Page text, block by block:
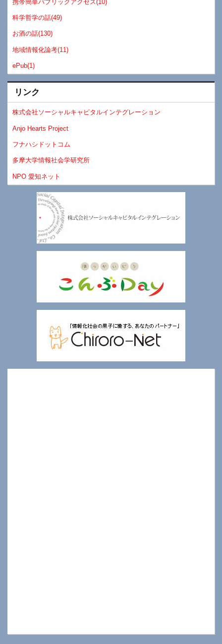
携帯簡単パブリックアクセス(10)
科学哲学の話(49)
お酒の話(130)
地域情報化論考(11)
ePub(1)
リンク
株式会社ソーシャルキャピタルインテグレーション
Anjo Hearts Project
フナハシドットコム
多摩大学情報社会学研究所
NPO 愛知ネット